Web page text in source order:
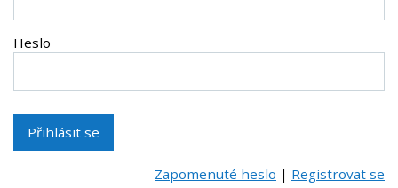
Heslo
Přihlásit se
Zapomenuté heslo | Registrovat se